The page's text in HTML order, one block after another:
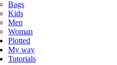
Bags
Kids
Men
Woman
Plotted
My way
Tutorials